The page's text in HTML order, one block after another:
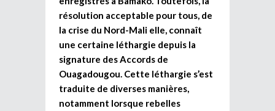
résolution acceptable pour tous, de
la crise du Nord-Mali elle, connaît
une certaine léthargie depuis la
signature des Accords de
Ouagadougou. Cette léthargie s’est
traduite de diverses manières,
notamment lorsque rebelles